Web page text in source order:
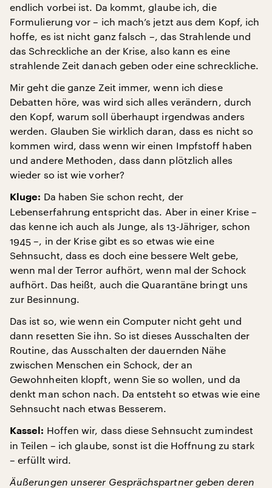
endlich vorbei ist. Da kommt, glaube ich, die
Formulierung vor – ich mach’s jetzt aus dem Kopf, ich
hoffe, es ist nicht ganz falsch –, das Strahlende und
das Schreckliche an der Krise, also kann es eine
strahlende Zeit danach geben oder eine schreckliche.
Mir geht die ganze Zeit immer, wenn ich diese
Debatten höre, was wird sich alles verändern, durch
den Kopf, warum soll überhaupt irgendwas anders
werden. Glauben Sie wirklich daran, dass es nicht so
kommen wird, dass wenn wir einen Impfstoff haben
und andere Methoden, dass dann plötzlich alles
wieder so ist wie vorher?
Kluge: Da haben Sie schon recht, der
Lebenserfahrung entspricht das. Aber in einer Krise –
das kenne ich auch als Junge, als 13-Jähriger, schon
1945 –, in der Krise gibt es so etwas wie eine
Sehnsucht, dass es doch eine bessere Welt gebe,
wenn mal der Terror aufhört, wenn mal der Schock
aufhört. Das heißt, auch die Quarantäne bringt uns
zur Besinnung.
Das ist so, wie wenn ein Computer nicht geht und
dann resetten Sie ihn. So ist dieses Ausschalten der
Routine, das Ausschalten der dauernden Nähe
zwischen Menschen ein Schock, der an
Gewohnheiten klopft, wenn Sie so wollen, und da
denkt man schon nach. Da entsteht so etwas wie eine
Sehnsucht nach etwas Besserem.
Kassel: Hoffen wir, dass diese Sehnsucht zumindest
in Teilen – ich glaube, sonst ist die Hoffnung zu stark
– erfüllt wird.
Äußerungen unserer Gesprächspartner geben deren